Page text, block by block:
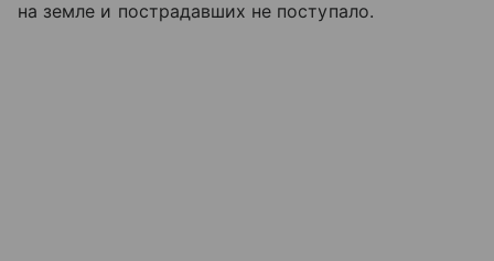
на земле и пострадавших не поступало.